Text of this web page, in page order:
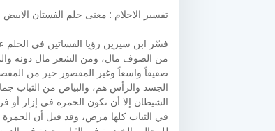
تفسير الاحلام : معنى حلم الفستان الابيض
فسّر ابن سيرين رؤيا الفساتين في الحلم
من الصوف مال، ومن الشعر مال دونه
صفيقاً واسعاً وغير المقصور خير من
الجسد والرأس هم، والبياض من الثياب
الشيطان إلا أن تكون الحمرة في إزار أو
في الثياب كلها مرض، وقد قيل أن الحمرة